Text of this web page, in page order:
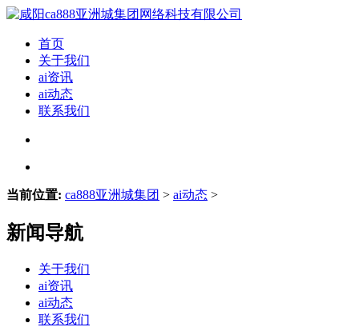
首页
关于我们
ai资讯
ai动态
联系我们
当前位置: ca888亚洲城集团 > ai动态 >
新闻导航
关于我们
ai资讯
ai动态
联系我们